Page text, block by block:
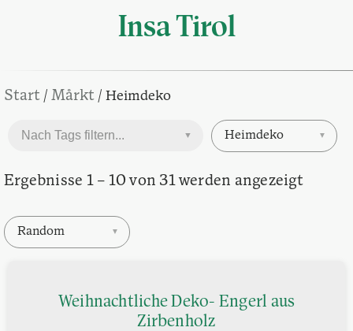
Insa Tirol
Start / Mårkt / Heimdeko
▼ Heimdeko ▼
Ergebnisse 1 – 10 von 31 werden angezeigt
Random ▼
Weihnachtliche Deko- Engerl aus
Zirbenholz